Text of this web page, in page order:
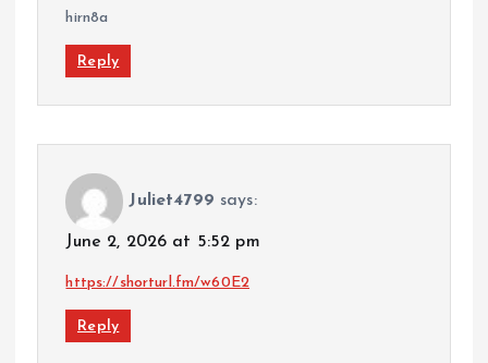
hirn8a
Reply
Juliet4799 says:
June 2, 2026 at 5:52 pm
https://shorturl.fm/w60E2
Reply